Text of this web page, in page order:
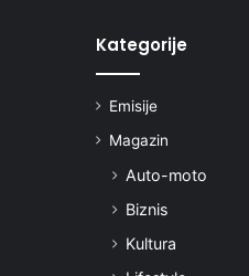
Kategorije
Emisije
Magazin
Auto-moto
Biznis
Kultura